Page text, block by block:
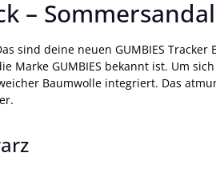
–
sind deine neuen GUMBIES
Marke GUMBIES bekannt ist. Um
Baumwolle integriert. Das